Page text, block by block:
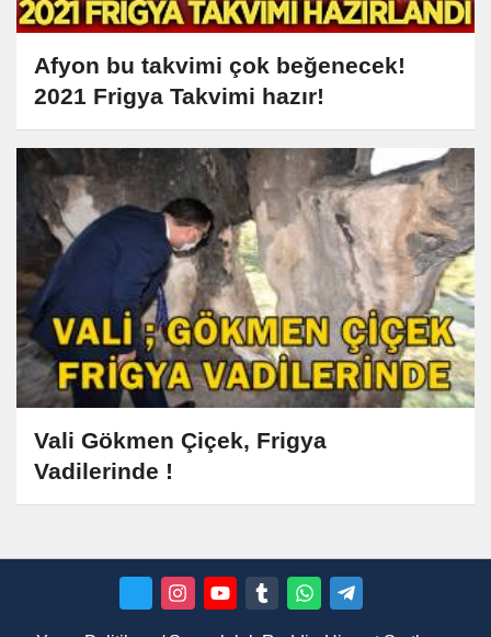
Afyon bu takvimi çok beğenecek!
2021 Frigya Takvimi hazır!
Vali Gökmen Çiçek, Frigya
Vadilerinde !